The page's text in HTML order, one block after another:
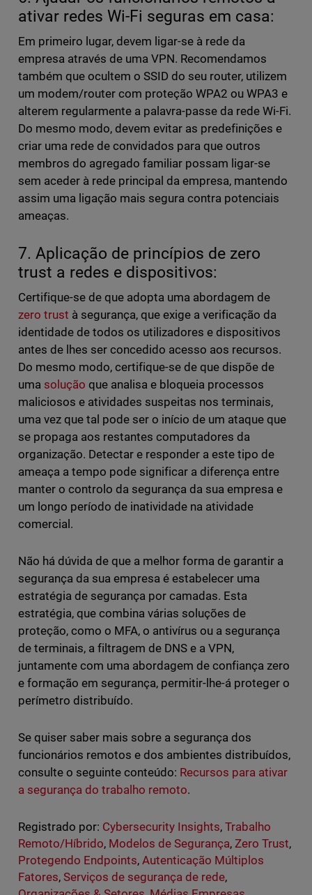
ativar redes Wi-Fi seguras em casa:
Em primeiro lugar, devem ligar-se à rede da
empresa através de uma VPN. Recomendamos
também que ocultem o SSID do seu router, utilizem
um modem/router com proteção WPA2 ou WPA3 e
alterem regularmente a palavra-passe da rede Wi-Fi.
Do mesmo modo, devem evitar as predefinições e
criar uma rede de convidados para que outros
membros do agregado familiar possam ligar-se
sem aceder à rede principal da empresa, mantendo
assim uma ligação mais segura contra potenciais
ameaças.
7. Aplicação de princípios de zero
trust a redes e dispositivos:
Certifique-se de que adopta uma abordagem de
zero trust à segurança, que exige a verificação da
identidade de todos os utilizadores e dispositivos
antes de lhes ser concedido acesso aos recursos.
Do mesmo modo, certifique-se de que dispõe de
uma solução que analisa e bloqueia processos
maliciosos e atividades suspeitas nos terminais,
uma vez que tal pode ser o início de um ataque que
se propaga aos restantes computadores da
organização. Detectar e responder a este tipo de
ameaça a tempo pode significar a diferença entre
manter o controlo da segurança da sua empresa e
um longo período de inatividade na atividade
comercial.
Não há dúvida de que a melhor forma de garantir a
segurança da sua empresa é estabelecer uma
estratégia de segurança por camadas. Esta
estratégia, que combina várias soluções de
proteção, como o MFA, o antivírus ou a segurança
de terminais, a filtragem de DNS e a VPN,
juntamente com uma abordagem de confiança zero
e formação em segurança, permitir-lhe-á proteger o
perímetro distribuído.
Se quiser saber mais sobre a segurança dos
funcionários remotos e dos ambientes distribuídos,
consulte o seguinte conteúdo: Recursos para ativar
a segurança do trabalho remoto.
Registrado por: Cybersecurity Insights,Trabalho
Remoto/Híbrido, Modelos de Segurança,Zero Trust,
Protegendo Endpoints, Autenticação Múltiplos
Fatores, Serviços de segurança de rede,